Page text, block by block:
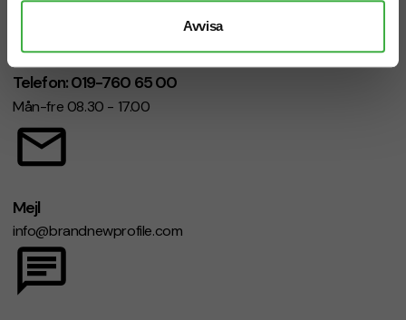
Avvisa
Telefon: 019-760 65 00
Mån-fre 08.30 - 17.00
Mejl
info@brandnewprofile.com